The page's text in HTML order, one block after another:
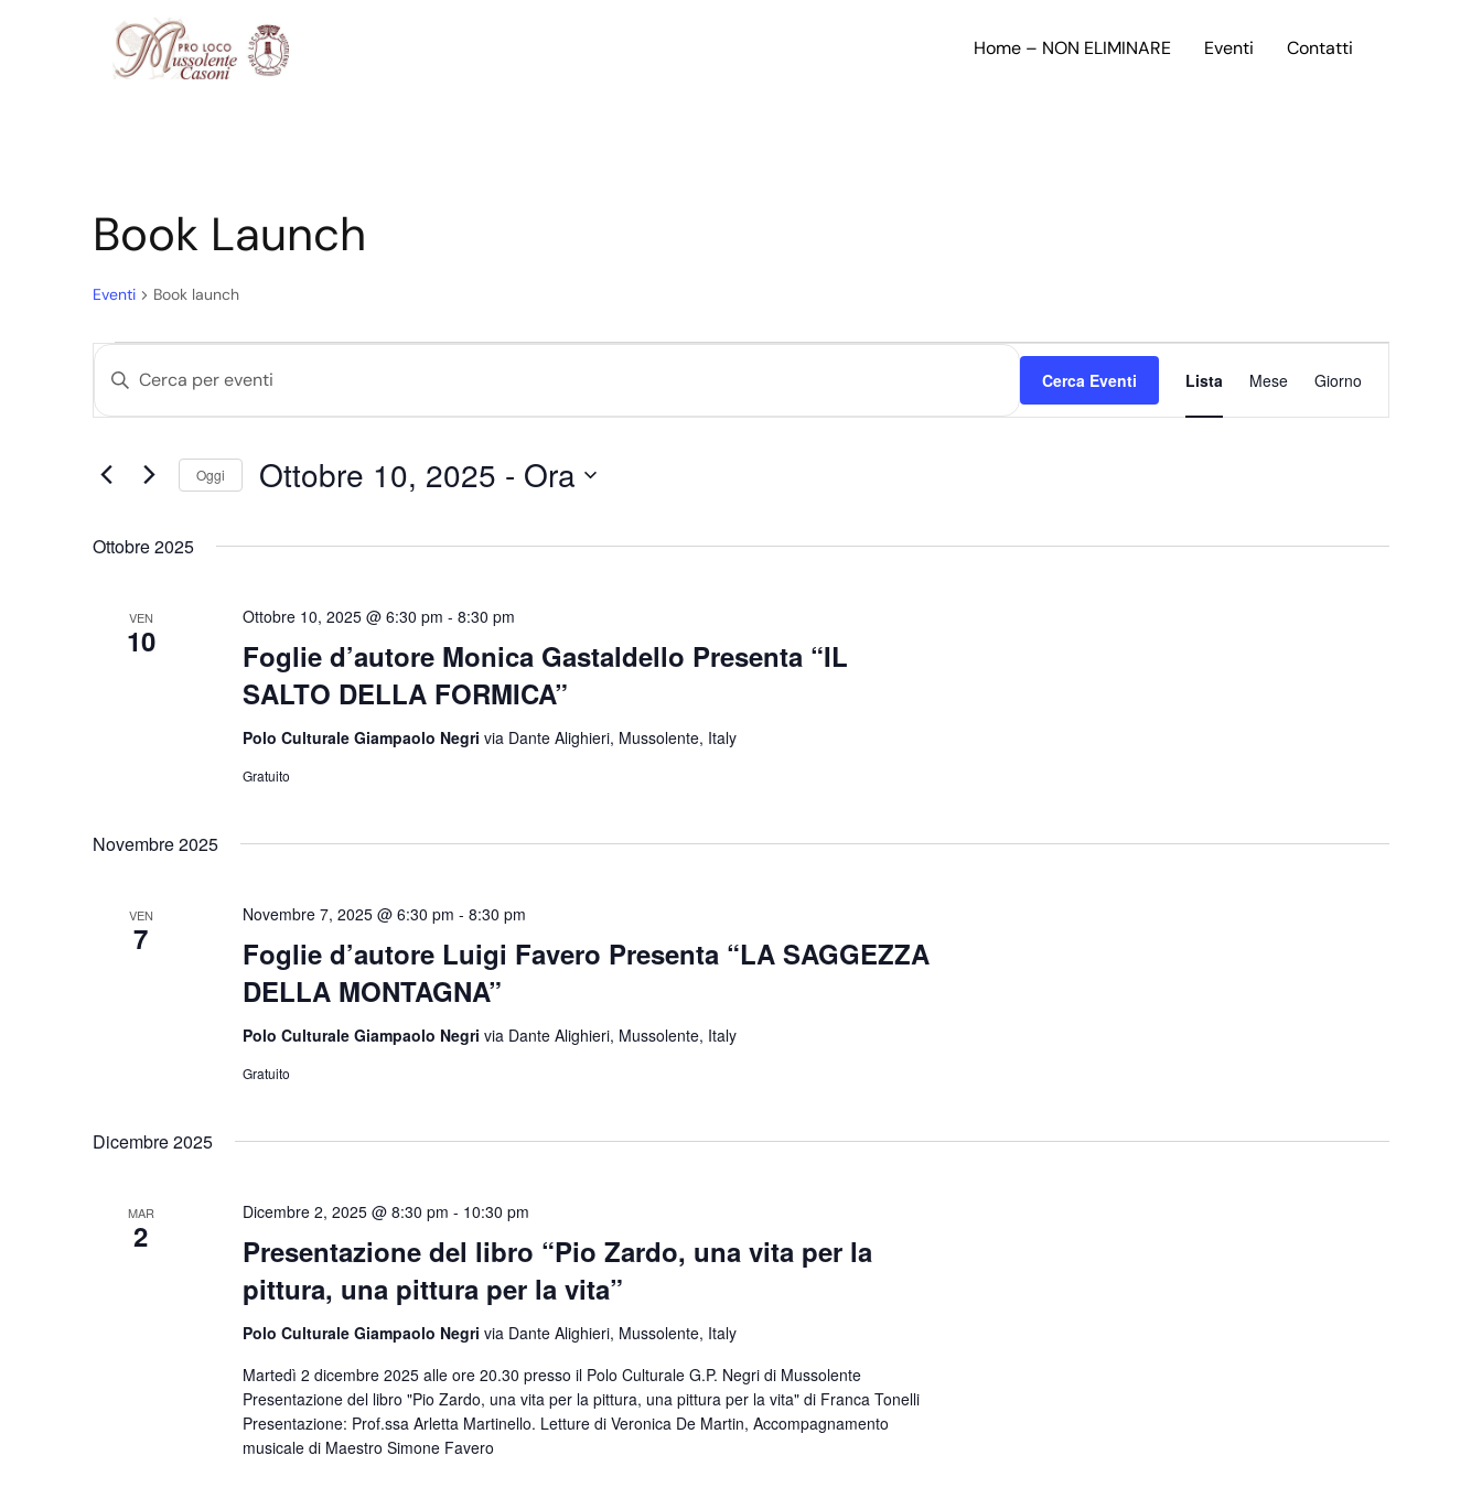
Home – NON ELIMINARE Eventi Contatti
Book Launch
Eventi Book launch
Eventi
Ricerca
viste
Inserisci
Parola
Chiave.
Eventi
Chiave.
Cerca Eventi
Viste
Navigazione
Lista Mese Giorno
Oggi Ottobre 10, 2025 - Ora
Ottobre 2025
VEN
10
Foglie d’autore Monica Gastaldello Presenta “IL
SALTO DELLA FORMICA”
Ottobre 10, 2025 @ 6:30 pm - 8:30 pm
Polo Culturale Giampaolo Negri via Dante Alighieri, Mussolente, Italy
Gratuito
Novembre 2025
VEN
7
Foglie d’autore Luigi Favero Presenta “LA SAGGEZZA
DELLA MONTAGNA”
Novembre 7, 2025 @ 6:30 pm - 8:30 pm
Polo Culturale Giampaolo Negri via Dante Alighieri, Mussolente, Italy
Gratuito
Dicembre 2025
MAR
2
Presentazione del libro “Pio Zardo, una vita per la
pittura, una pittura per la vita”
Dicembre 2, 2025 @ 8:30 pm - 10:30 pm
Polo Culturale Giampaolo Negri via Dante Alighieri, Mussolente, Italy
Martedì 2 dicembre 2025 alle ore 20.30 presso il Polo Culturale G.P. Negri di Mussolente
Presentazione del libro "Pio Zardo, una vita per la pittura, una pittura per la vita" di Franca Tonelli
Presentazione: Prof.ssa Arletta Martinello. Letture di Veronica De Martin, Accompagnamento
musicale di Maestro Simone Favero